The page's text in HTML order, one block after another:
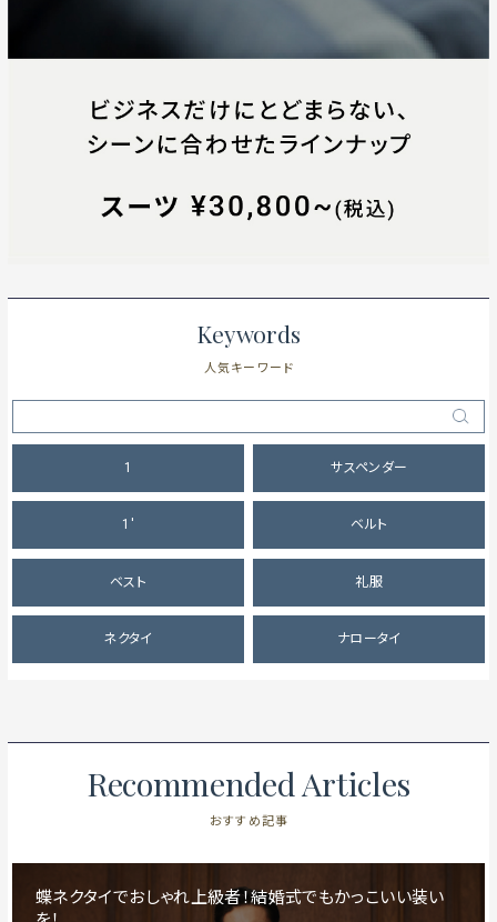
Keywords
人気キーワード
1 サスペンダー
1' ベルト
ベスト 礼服
ネクタイ ナロータイ
Recommended Articles
おすすめ記事
蝶ネクタイでおしゃれ上級者！結婚式でもかっこいい装い